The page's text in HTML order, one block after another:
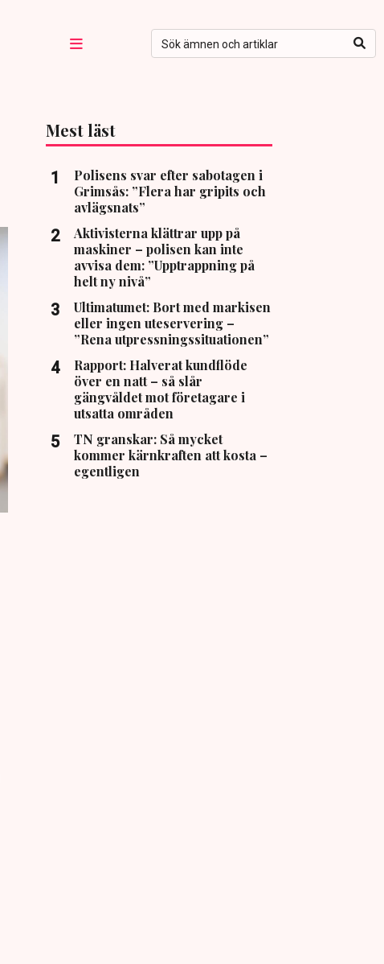
Mest läst
Polisens svar efter sabotagen i
Grimsås: ”Flera har gripits och
avlägsnats”
Aktivisterna klättrar upp på
maskiner – polisen kan inte
avvisa dem: ”Upptrappning på
helt ny nivå”
Ultimatumet: Bort med markisen
eller ingen uteservering –
”Rena utpressningssituationen”
Rapport: Halverat kundflöde
över en natt – så slår
gängvåldet mot företagare i
utsatta områden
TN granskar: Så mycket
kommer kärnkraften att kosta –
egentligen